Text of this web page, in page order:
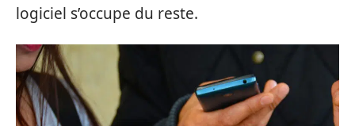
logiciel s’occupe du reste.